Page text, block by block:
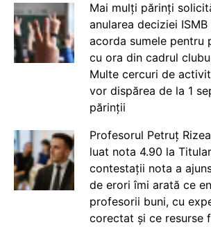
Mai mulți părinți
anularea deciziei
acorda sumele pentru
cu ora din cadrul
Multe cercuri de
vor dispărea de la 1
părinții
Profesorul Petruț
luat nota 4.90 la
contestații nota a
de erori îmi arată ce
profesorii buni, cu
corectat și ce resurse